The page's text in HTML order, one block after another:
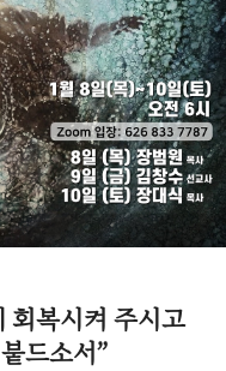
회복시켜 주시고
드소서”